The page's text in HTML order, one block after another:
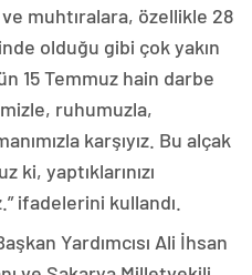
muhtıralara, özellikle 28
olduğu gibi çok yakın
15 Temmuz hain darbe
ruhumuzla,
karşıyız. Bu alçak
ki, yaptıklarınızı
ifadelerini kullandı.
Yardımcısı Ali İhsan